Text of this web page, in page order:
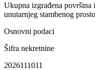
Ukupna izgrađena površina
unutarnjeg stambenog
Osnovni podaci
Šifra nekretnine
2026111011